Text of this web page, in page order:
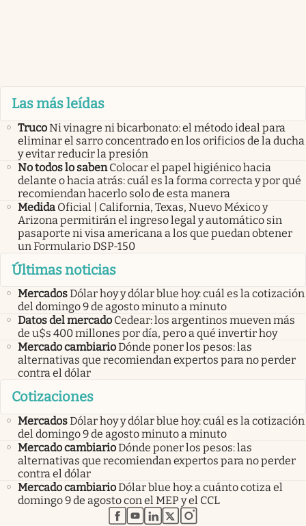
Las más leídas
TrucoNi vinagre ni bicarbonato: el método ideal para
eliminar el sarro concentrado en los orificios de la ducha
y evitar reducir la presión
No todos lo saben Colocar el papel higiénico hacia
delante o hacia atrás: cuál es la forma correcta y por qué
recomiendan hacerlo solo de esta manera
Medida Oficial | California, Texas, Nuevo México y
Arizona permitirán el ingreso legal y automático sin
pasaporte ni visa americana a los que puedan obtener
un Formulario DSP-150
Últimas noticias
MercadosDólar hoy y dólar blue hoy: cuál es la cotización
del domingo 9 de agosto minuto a minuto
Datos del mercado Cedear: los argentinos mueven más
de u$s 400 millones por día, pero a qué invertir hoy
Mercado cambiarioDónde poner los pesos: las
alternativas que recomiendan expertos para no perder
contra el dólar
Cotizaciones
MercadosDólar hoy y dólar blue hoy: cuál es la cotización
del domingo 9 de agosto minuto a minuto
Mercado cambiarioDónde poner los pesos: las
alternativas que recomiendan expertos para no perder
contra el dólar
Mercado cambiarioDólar blue hoy: a cuánto cotiza el
domingo 9 de agosto con el MEP y el CCL
abre en nueva pestaña
abre en nueva pestaña
abre en nueva pestaña
abre en nueva pestaña
abre en nueva pestaña